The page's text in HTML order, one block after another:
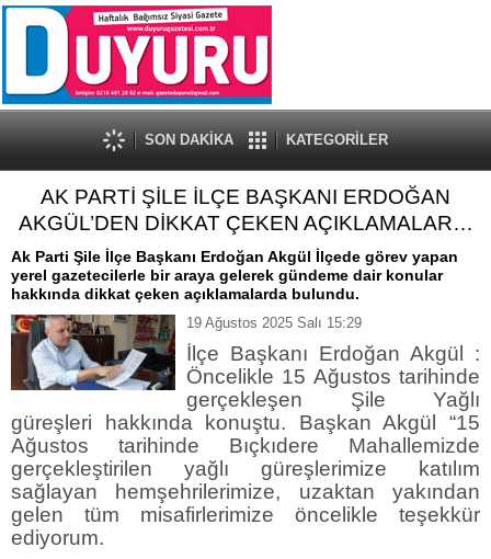
SON DAKİKA KATEGORİLER
AK PARTİ ŞİLE İLÇE BAŞKANI ERDOĞAN
AKGÜL’DEN DİKKAT ÇEKEN AÇIKLAMALAR…
Ak Parti Şile İlçe Başkanı Erdoğan Akgül İlçede görev yapan
yerel gazetecilerle bir araya gelerek gündeme dair konular
hakkında dikkat çeken açıklamalarda bulundu.
19 Ağustos 2025 Salı 15:29
İlçe Başkanı Erdoğan Akgül :
Öncelikle 15 Ağustos tarihinde
gerçekleşen Şile Yağlı
güreşleri hakkında konuştu. Başkan Akgül “15
Ağustos tarihinde Bıçkıdere Mahallemizde
gerçekleştirilen yağlı güreşlerimize katılım
sağlayan hemşehrilerimize, uzaktan yakından
gelen tüm misafirlerimize öncelikle teşekkür
ediyorum.